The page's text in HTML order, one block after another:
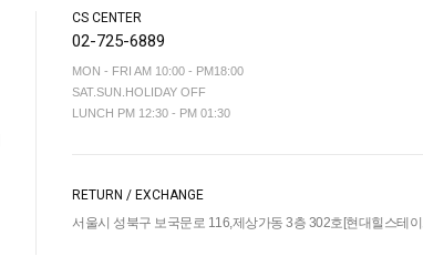
CS CENTER
02-725-6889
MON - FRI AM 10:00 - PM18:00
SAT.SUN.HOLIDAY OFF
LUNCH PM 12:30 - PM 01:30
RETURN / EXCHANGE
서울시 성북구 보국문로 116,제상가동 3층 302호[현대힐스테